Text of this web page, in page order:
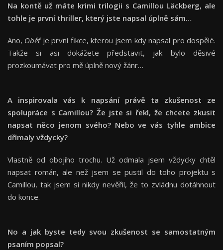
Na kontě už máte krimi trilogii s Camillou Läckberg, ale
tohle je první thriller, který jste napsal úplně sám…
Ano, Oběťje první fikce, kterou jsem kdy napsal pro dospělé.
Takže si asi dokážete představit, jak bylo děsivé
prozkoumávat pro mě úplně nový žánr…
A inspirovala vás k napsání právě ta zkušenost ze
spolupráce s Camillou? Že jste si řekl, že chcete zkusit
napsat něco jenom svého? Nebo ve vás tyhle ambice
dřímaly vždycky?
Vlastně od obojího trochu. Už odmala jsem vždycky chtěl
napsat román, ale než jsem se pustil do toho projektu s
Camillou, tak jsem si nikdy nevěřil, že to zvládnu dotáhnout
do konce.
No a jak byste tedy svou zkušenost se samostatným
psaním popsal?